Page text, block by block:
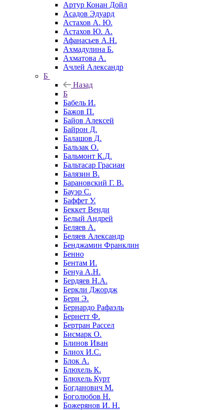
Артур Конан Дойл
Асадов Эдуард
Астахов А. Ю.
Астахов Ю. А.
Афанасьев А.Н.
Ахмадулина Б.
Ахматова А.
Ачлей Александр
Б
Назад
Б
Бабель И.
Бажов П.
Байов Алексей
Байрон Д.
Балашов Д.
Бальзак О.
Бальмонт К.Д.
Бальтасар Грасиан
Балязин В.
Барановский Г. В.
Бауэр С.
Баффет У.
Беккет Венди
Белый Андрей
Беляев А.
Беляев Александр
Бенджамин Франклин
Бенно
Бентам И.
Бенуа А.Н.
Бердяев Н.А.
Беркли Джордж
Берн Э.
Бернардо Рафаэль
Бернетт Ф.
Бертран Рассел
Бисмарк О.
Блинов Иван
Блиох И.С.
Блок А.
Блюхель К.
Блюхель Курт
Богданович М.
Боголюбов Н.
Божерянов И. Н.